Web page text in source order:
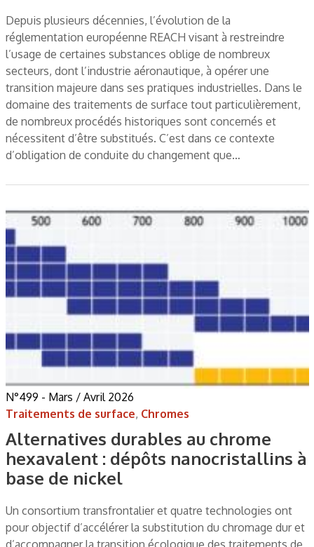
Depuis plusieurs décennies, l’évolution de la
réglementation européenne REACH visant à restreindre
l’usage de certaines substances oblige de nombreux
secteurs, dont l’industrie aéronautique, à opérer une
transition majeure dans ses pratiques industrielles. Dans le
domaine des traitements de surface tout particulièrement,
de nombreux procédés historiques sont concernés et
nécessitent d’être substitués. C’est dans ce contexte
d’obligation de conduite du changement que…
N°499 - Mars / Avril 2026
Traitements de surface, Chromes
Alternatives durables au chrome
hexavalent : dépôts nanocristallins à
base de nickel
Un consortium transfrontalier et quatre technologies ont
pour objectif d’accélérer la substitution du chromage dur et
d’accompagner la transition écologique des traitements de